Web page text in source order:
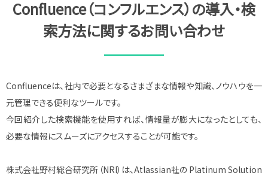
Confluence（コンフルエンス）の導入・検
索方法に関するお問い合わせ
Confluenceは、社内で必要となるさまざまな情報や知識、ノウハウを一
元管理できる便利なツールです。
今回紹介した検索機能を使用すれば、情報量が膨大になったとしても、
必要な情報にスムーズにアクセスすることが可能です。
株式会社野村総合研究所（NRI）は、Atlassian社の Platinum Solution